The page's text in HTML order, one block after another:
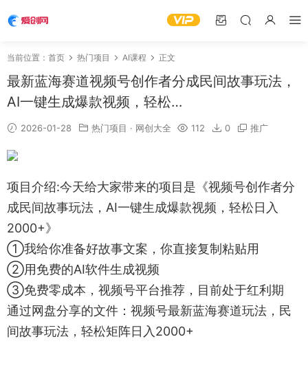
当前位置： 首页 热门项目 AI课程 正文
最新蓝海赛道视频号创作者分成民间故事玩法，
AI一键生成爆款视频，轻松…
2026-01-28 热门项目 · 网创大全 112 0 推广
项目介绍:今天给大家带来的项目是《视频号创作者分
成民间故事玩法，AI一键生成爆款视频，轻松日入
2000+》
①我给你准备好故事文案，你直接复制粘贴用
②用免费的AI软件生成视频
③免费零成本，视频号平台推荐，目前处于红利期
通过网盘分享的文件：视频号最新蓝海赛道玩法，民
间故事玩法，轻松矩阵日入2000+